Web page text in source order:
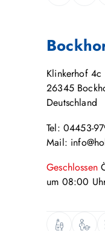
Klinkerhof 4c
26345
Deutschland
Tel: 04453-
Mail:
Geschlossen
um 08:00